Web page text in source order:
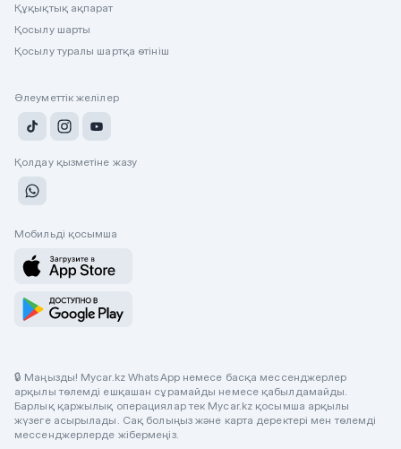
Құқықтық ақпарат
Қосылу шарты
Қосылу туралы шартқа өтініш
Әлеуметтік желілер
Қолдау қызметіне жазу
Мобильді қосымша
🔒 Маңызды! Mycar.kz WhatsApp немесе басқа мессенджерлер
арқылы төлемді ешқашан сұрамайды немесе қабылдамайды.
Барлық қаржылық операциялар тек Mycar.kz қосымша арқылы
жүзеге асырылады. Сақ болыңыз және карта деректері мен төлемді
мессенджерлерде жібермеңіз.